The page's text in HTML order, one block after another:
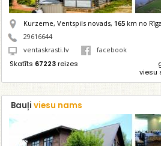
Kurzeme, Ventspils novads, 165 km no
29616644
ventaskrasti.lv
facebook
Skatīts 67223reizes
viesu
Bauļi viesu nams